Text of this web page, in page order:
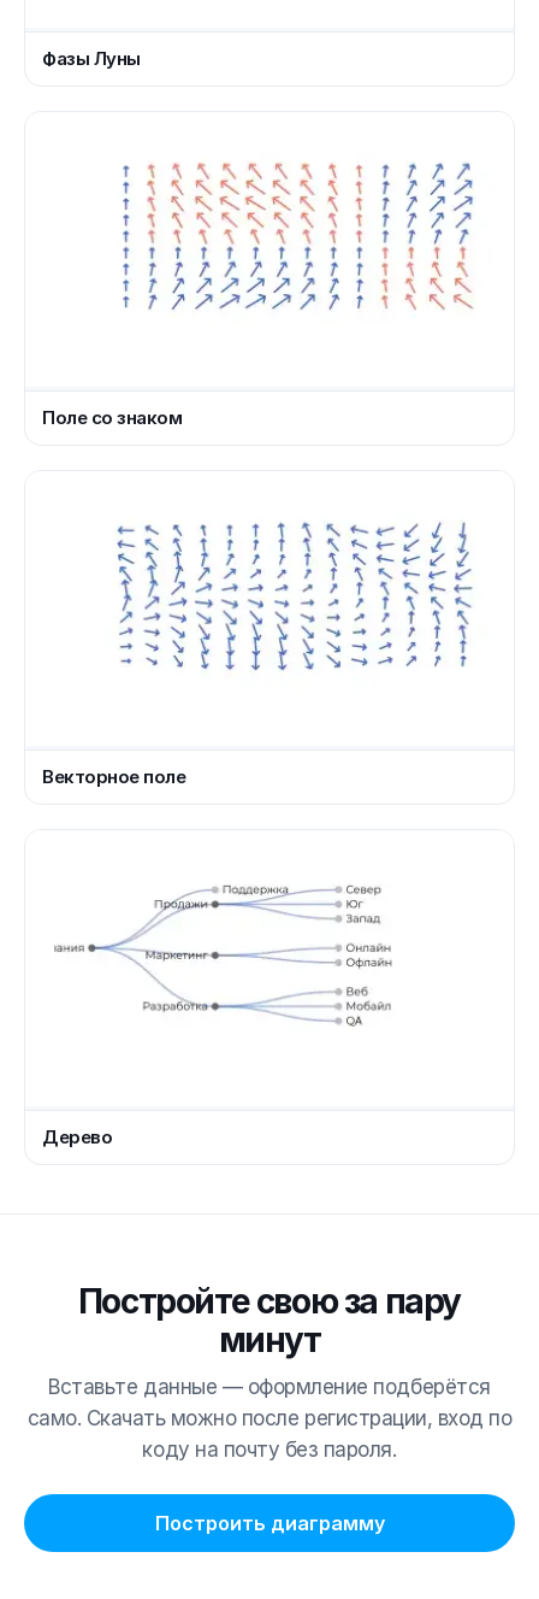
Фазы Луны
Поле со знаком
Векторное поле
Дерево
Постройте свою за пару
минут
Вставьте данные — оформление подберётся
само. Скачать можно после регистрации, вход по
коду на почту без пароля.
Построить диаграмму